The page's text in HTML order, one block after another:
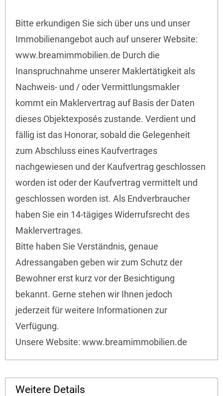
Bitte erkundigen Sie sich über uns und unser
Immobilienangebot auch auf unserer Website:
www.breamimmobilien.de Durch die
Inanspruchnahme unserer Maklertätigkeit als
Nachweis- und / oder Vermittlungsmakler
kommt ein Maklervertrag auf Basis der Daten
dieses Objektexposés zustande. Verdient und
fällig ist das Honorar, sobald die Gelegenheit
zum Abschluss eines Kaufvertrages
nachgewiesen und der Kaufvertrag geschlossen
worden ist oder der Kaufvertrag vermittelt und
geschlossen worden ist. Als Endverbraucher
haben Sie ein 14-tägiges Widerrufsrecht des
Maklervertrages.
Bitte haben Sie Verständnis, genaue
Adressangaben geben wir zum Schutz der
Bewohner erst kurz vor der Besichtigung
bekannt. Gerne stehen wir Ihnen jedoch
jederzeit für weitere Informationen zur
Verfügung.
Unsere Website: www.breamimmobilien.de
Weitere Details